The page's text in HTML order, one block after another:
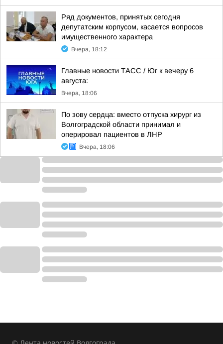
Ряд документов, принятых сегодня
депутатским корпусом, касается вопросов
имущественного характера
Вчера, 18:12
Главные новости ТАСС / Юг к вечеру 6
августа:
Вчера, 18:06
По зову сердца: вместо отпуска хирург из
Волгоградской области принимал и
оперировал пациентов в ЛНР
Вчера, 18:06